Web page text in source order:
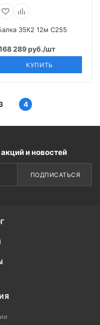
35К2 12м С255
289руб./шт
КУПИТЬ
4
и новостей
ПОДПИСАТЬСЯ